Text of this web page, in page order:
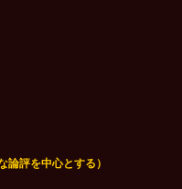
論評を中心とする）